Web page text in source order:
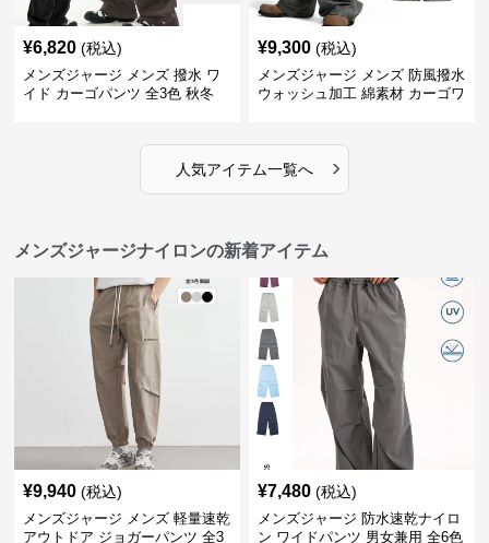
¥6,820 (税込)
メンズジャージ メンズ 撥水 ワ
イド カーゴパンツ 全3色 秋冬
¥9,300 (税込)
メンズジャージ メンズ 防風撥水
ウォッシュ加工 綿素材 カーゴワ
人気アイテム一覧へ ›
メンズジャージナイロンの新着アイテム
¥9,940 (税込)
メンズジャージ メンズ 軽量速乾
アウトドア ジョガーパンツ 全3
¥7,480 (税込)
メンズジャージ 防水速乾ナイロ
ン ワイドパンツ 男女兼用 全6色